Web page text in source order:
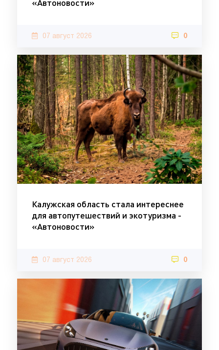
«Автоновости»
07 август 2026 0
Калужская область стала интереснее
для автопутешествий и экотуризма -
«Автоновости»
07 август 2026 0